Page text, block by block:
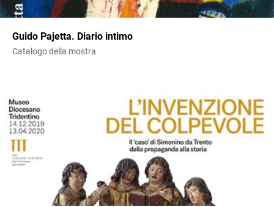
Guido Pajetta. Diario intimo
Catalogo della mostra